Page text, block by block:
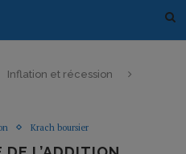
Inflation et récession
Krach boursier